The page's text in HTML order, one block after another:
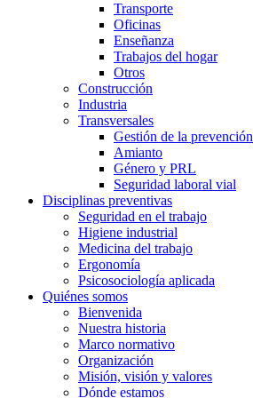
Transporte
Oficinas
Enseñanza
Trabajos del hogar
Otros
Construcción
Industria
Transversales
Gestión de la prevención
Amianto
Género y PRL
Seguridad laboral vial
Disciplinas preventivas
Seguridad en el trabajo
Higiene industrial
Medicina del trabajo
Ergonomía
Psicosociología aplicada
Quiénes somos
Bienvenida
Nuestra historia
Marco normativo
Organización
Misión, visión y valores
Dónde estamos